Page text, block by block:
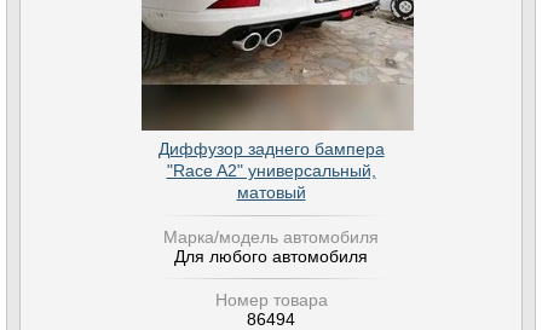
Диффузор заднего бампера
"Race A2" универсальный,
матовый
Марка/модель автомобиля
Для любого автомобиля
Номер товара
86494